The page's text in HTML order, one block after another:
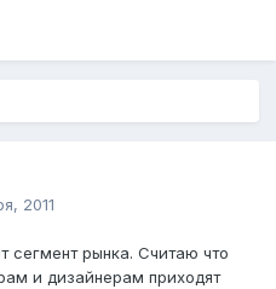
2011
сегмент рынка. Считаю что
и дизайнерам приходят